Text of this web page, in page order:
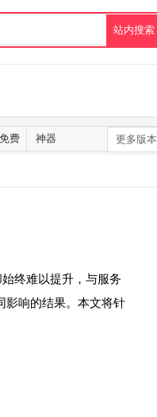
免费 神器 更多版本
终难以提升，与服务
影响的结果。本文将针